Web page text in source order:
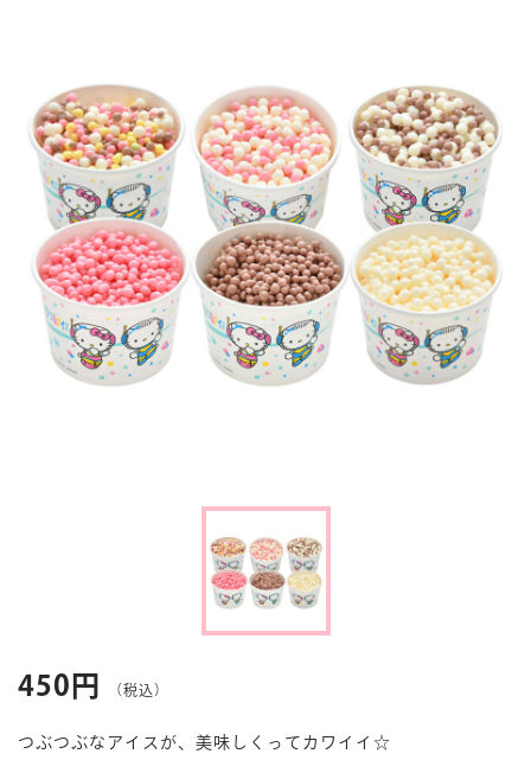
楽しみ方 サービスガイド
よくあるご質問 ニュース
450円 （税込）
つぶつぶなアイスが、美味しくってカワイイ☆